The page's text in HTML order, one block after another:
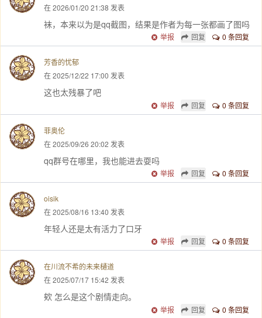
在 2026/01/20 21:38 发表
袜，本来以为是qq截图，结果是作者为每一张都画了图吗
0 条回复
回复
举报
芳香的忧郁
在 2025/12/22 17:00 发表
这也太残暴了吧
0 条回复
回复
举报
菲奥伦
在 2025/09/26 20:02 发表
qq群号在哪里，我也能进去耍吗
0 条回复
回复
举报
oisik
在 2025/08/16 13:40 发表
年轻人还是太有活力了口牙
0 条回复
回复
举报
在川流不希的未来樋道
在 2025/07/17 15:42 发表
欸 怎么是这个剧情走向。
0 条回复
回复
举报